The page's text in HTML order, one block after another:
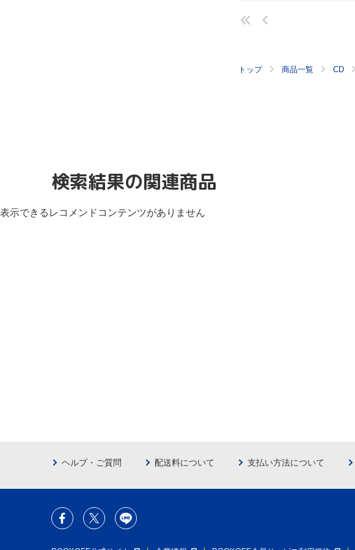
トップ 商品一覧 CD
検索結果の関連商品
表示できるレコメンドコンテンツがありません
ヘルプ・ご質問 配送料について 支払い方法について